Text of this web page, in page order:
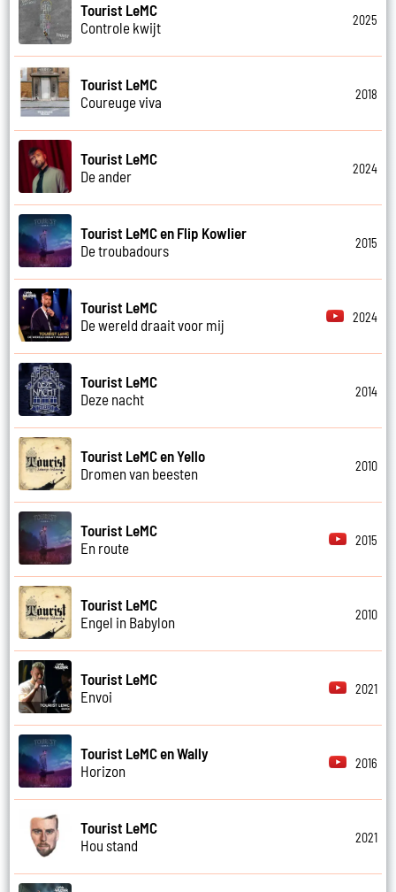
Tourist LeMC
Controle kwijt
2025
Tourist LeMC
Coureuge viva
2018
Tourist LeMC
De ander
2024
Tourist LeMC en Flip Kowlier
De troubadours
2015
Tourist LeMC
De wereld draait voor mij
2024
Tourist LeMC
Deze nacht
2014
Tourist LeMC en Yello
Dromen van beesten
2010
Tourist LeMC
En route
2015
Tourist LeMC
Engel in Babylon
2010
Tourist LeMC
Envoi
2021
Tourist LeMC en Wally
Horizon
2016
Tourist LeMC
Hou stand
2021